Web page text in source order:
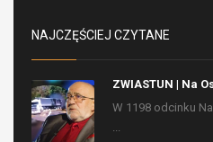
NAJCZĘŚCIEJ CZYTANE
ZWIASTUN | Na
W 1198 odcinku
...